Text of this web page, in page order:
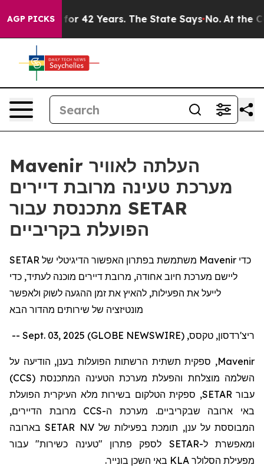
AGP PICKSfor 42 Years. The State Says No. At the
Mavenir העלתה לאוויר
מערכת טעינה מרובת דיירים
מתכנסת עבור SETAR
הפועלת בקריביים
SETAR משתמשת בפתרון האפשור הדיגיטלי של Mavenir כדי
ליישם מערכת חיוב אחודה, מרובת דיירים מוכנה לעתיד, כדי
לייעל את הפעילות, להאיץ את זמן ההגעה לשוק ולאפשר
מונטיזציה של שירותים מהדור הבא
ריצ'רדסון, טקסס, Sept. 03, 2025 (GLOBE NEWSWIRE) --
Mavenir, ספקית תשתית הרשתות הפועלות בענן, הודיעה על
השלמה מוצלחת והפעלת מערכת הטעינה המתכנסת (CCS
)
עבורSETAR, ספקית הטלקום בשירות מלא העיקרית הפועלת
באי ארובה שבקריביים. מערכת ה-CCS
מרובת הדיירים,
המבוססת על ענן, תומכת בפעילות שלSETAR N.Vבארובה
ומאפשרת ל-SETAR לספק פתרון "טעינה כשירות" עבור
מפעילת הסלולר KLA באי השכן בונייר.